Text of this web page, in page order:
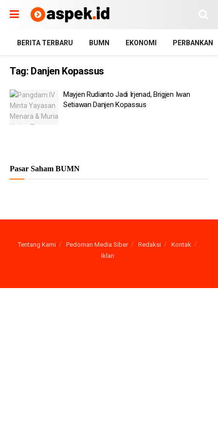
BERITA TERBARU BUMN EKONOMI PERBANKAN
Tag: Danjen Kopassus
Mayjen Rudianto Jadi Irjenad, Brigjen Iwan
Setiawan Danjen Kopassus
Pasar Saham BUMN
Tentang Kami Pedoman Media Siber Redaksi
Kontak
Iklan